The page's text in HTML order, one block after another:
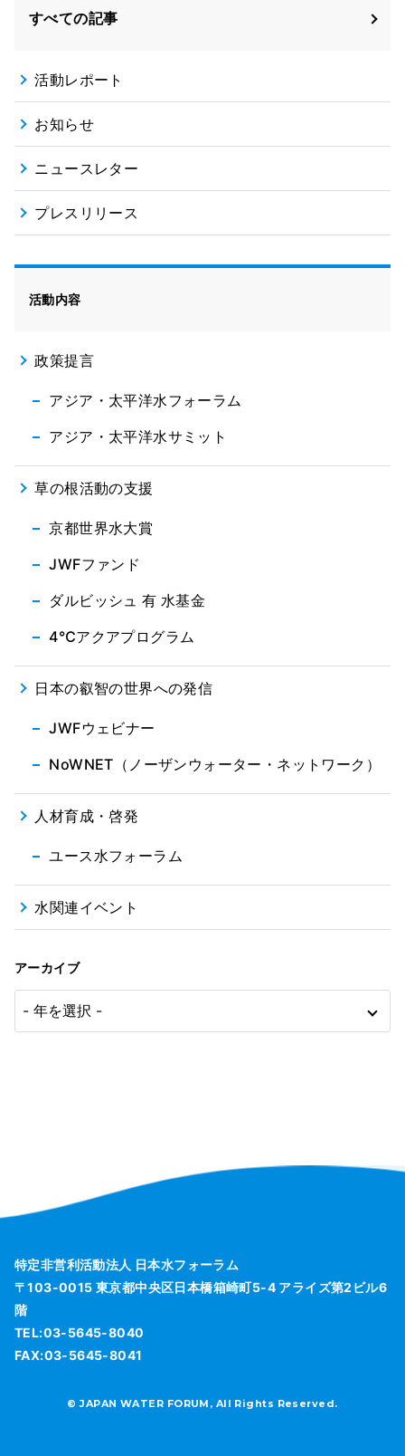
すべての記事
活動レポート
お知らせ
ニュースレター
プレスリリース
活動内容
政策提言
アジア・太平洋水フォーラム
アジア・太平洋水サミット
草の根活動の支援
京都世界水大賞
JWFファンド
ダルビッシュ 有 水基金
4℃アクアプログラム
日本の叡智の世界への発信
JWFウェビナー
NoWNET（ノーザンウォーター・ネットワーク）
人材育成・啓発
ユース水フォーラム
水関連イベント
アーカイブ
特定非営利活動法人 日本水フォーラム
〒103-0015 東京都中央区日本橋箱崎町5-4 アライズ第2ビル6
階
TEL:03-5645-8040
FAX:03-5645-8041
© JAPAN WATER FORUM, All Rights Reserved.